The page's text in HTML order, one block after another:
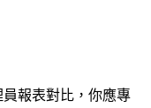
報表對比，你應專